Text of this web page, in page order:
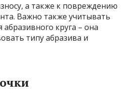
а также к повреждению
Важно также учитывать
круга – она
типу абразива и